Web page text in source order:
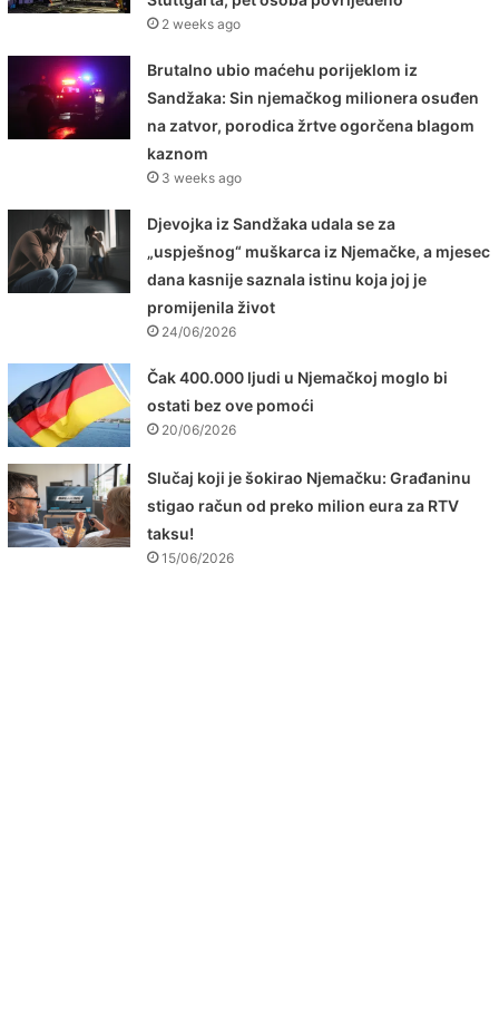
2 weeks ago
Brutalno ubio maćehu porijeklom iz
Sandžaka: Sin njemačkog milionera osuđen
na zatvor, porodica žrtve ogorčena blagom
kaznom
3 weeks ago
Djevojka iz Sandžaka udala se za
„uspješnog“ muškarca iz Njemačke, a mjesec
dana kasnije saznala istinu koja joj je
promijenila život
24/06/2026
Čak 400.000 ljudi u Njemačkoj moglo bi
ostati bez ove pomoći
20/06/2026
Slučaj koji je šokirao Njemačku: Građaninu
stigao račun od preko milion eura za RTV
taksu!
15/06/2026